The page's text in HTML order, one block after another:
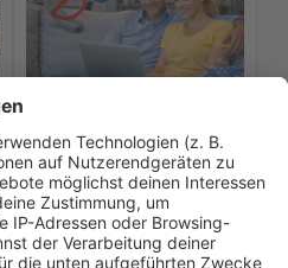
Internet ohne Telefon-
Anschluss 2026: Ist
Highspeed-Internet ohne
Telefon-Anschluss
mittlerweile auch in
Deutschland erhältlich?